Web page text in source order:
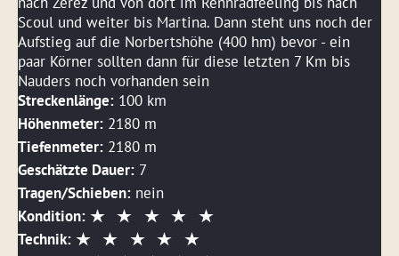
Scoul und weiter bis Martina. Dann steht uns noch der
Aufstieg auf die Norbertshöhe (400 hm) bevor - ein
paar Körner sollten dann für diese letzten 7 Km bis
Nauders noch vorhanden sein
Streckenlänge: 100 km
Höhenmeter: 2180 m
Tiefenmeter: 2180 m
Geschätzte Dauer: 7
Tragen/Schieben: nein
Kondition:
Technik: